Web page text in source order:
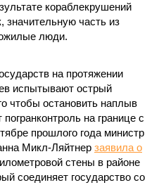
кораблекрушений
значительную часть из
люди.
на протяжении
испытывают острый
чтобы остановить наплыв
на границе с
прошлого года министр
Микл-Ляйтнер заявила о
стены в районе
соединяет государство со